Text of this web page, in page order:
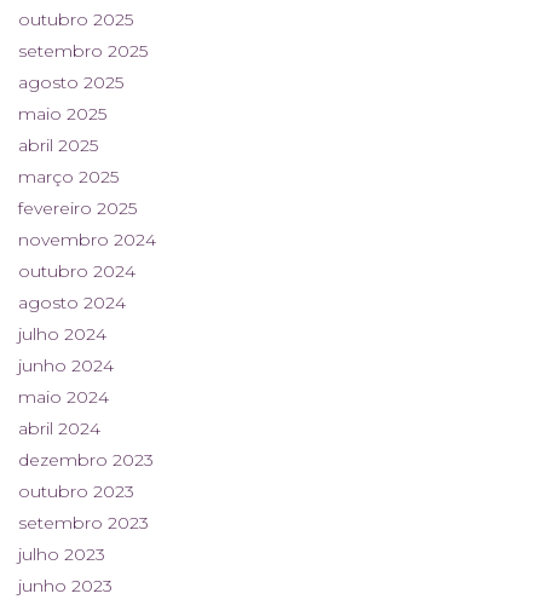
outubro 2025
setembro 2025
agosto 2025
maio 2025
abril 2025
março 2025
fevereiro 2025
novembro 2024
outubro 2024
agosto 2024
julho 2024
junho 2024
maio 2024
abril 2024
dezembro 2023
outubro 2023
setembro 2023
julho 2023
junho 2023